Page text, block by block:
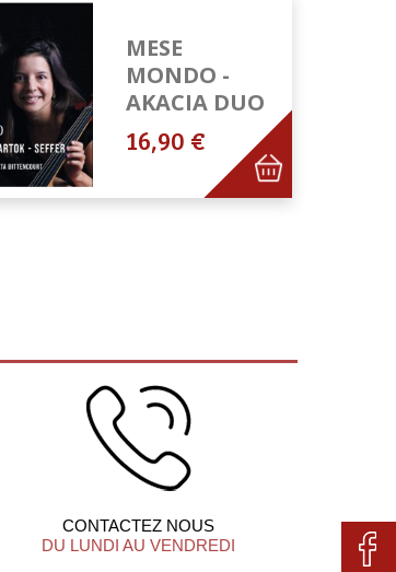
MESE
MONDO -
AKACIA DUO
16,90 €
CONTACTEZ NOUS
DU LUNDI AU VENDREDI